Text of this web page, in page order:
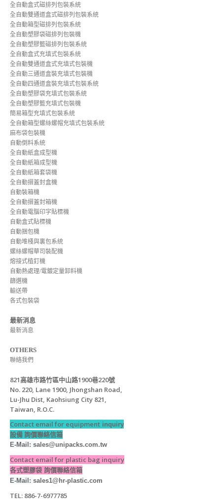
全自動盒式磁排列包裝系統
全自動雙通道盒式磁排列包裝系統
全自動箱型磁排列包裝系統
全自動塑膠袋磁排列包裝機
全自動塑膠籃磁排列包裝系統
全自動盒式充填式包裝系統
全自動雙通道盒式充填式包裝機
全自動三通道盒裝充填式包裝機
全自動四通道盒裝充填式包裝系統
全自動塑膠袋充填式包裝系統
全自動塑膠籃充填式包裝機
簡易箱型充填式包裝系統
全自動箱型螺絲螺帽充填式包裝系統
麻布袋包裝機
自動倒料系統
全自動紙盒成型機
全自動紙箱成型機
全自動紙箱套袋機
全自動摺蓋封盒機
自動裝箱機
全自動摺蓋封箱機
全自動電腦印字貼標機
自動盒式貼標機
自動捆包機
自動堆棧與裏包系統
螺絲螺帽華司裝配機
熔接式植釘機
自動熱處理/電鍍定量卸料機
篩選機
輸送帶
各式包裝袋
最新消息
最新消息
OTHERS
聯絡我們
821高雄市路竹區中山路1900巷220號
No. 220, Lane 1900, Jhongshan Road,
Lu-Jhu Dist, Kaohsiung City 821,
Taiwan, R.O.C.
Contact email for equipment inquiry
設備 詢價聯絡信箱
E-Mail: sales@unipacks.com.tw
Contact email for plastic bag inquiry
各式塑膠袋 詢價聯絡信箱
E-Mail: sales1@hr-plastic.com
TEL: 886-7-6977785